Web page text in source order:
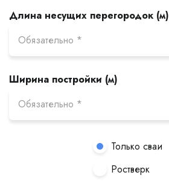
Длина несущих перегородок (м)
Ширина постройки (м)
Только сваи
Ростверк